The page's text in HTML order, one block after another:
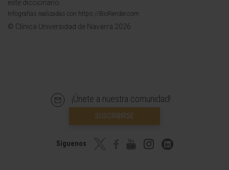
este diccionario.
Infografías realizadas con https://BioRender.com
© Clínica Universidad de Navarra 2026
¡Únete a nuestra comunidad!
SUSCRIBIRSE
Síguenos